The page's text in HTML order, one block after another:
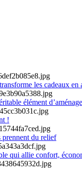
les cadeaux en
élément
!
du relief
qui allie confort,